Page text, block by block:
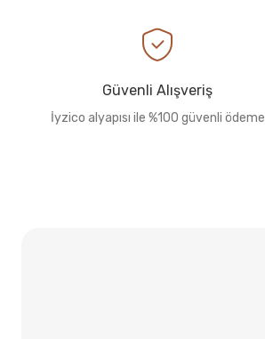
Güvenli Alışveriş
İyzico alyapısı ile %100 güvenli ödeme